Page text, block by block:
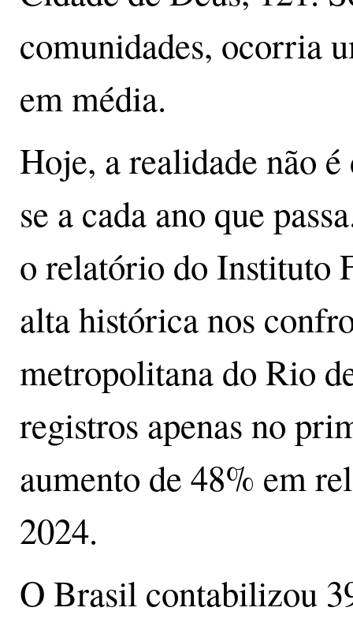
comunidades, ocorria
em média.
Hoje, a realidade não
se a cada ano que
o relatório do Instituto
alta histórica nos
metropolitana do Rio
registros apenas no
aumento de 48% em
2024.
O Brasil contabilizou